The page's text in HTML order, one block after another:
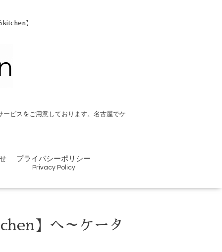
kitchen】
ビスをご用意しております。名古屋でケ
プライバシーポリシー
】へ～ケータ